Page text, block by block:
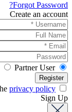
Forgot Password?
Create an account
Partner User
privacy policy
Sign Up